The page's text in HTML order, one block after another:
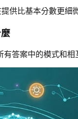
供比基本分數更細
有答案中的模式和